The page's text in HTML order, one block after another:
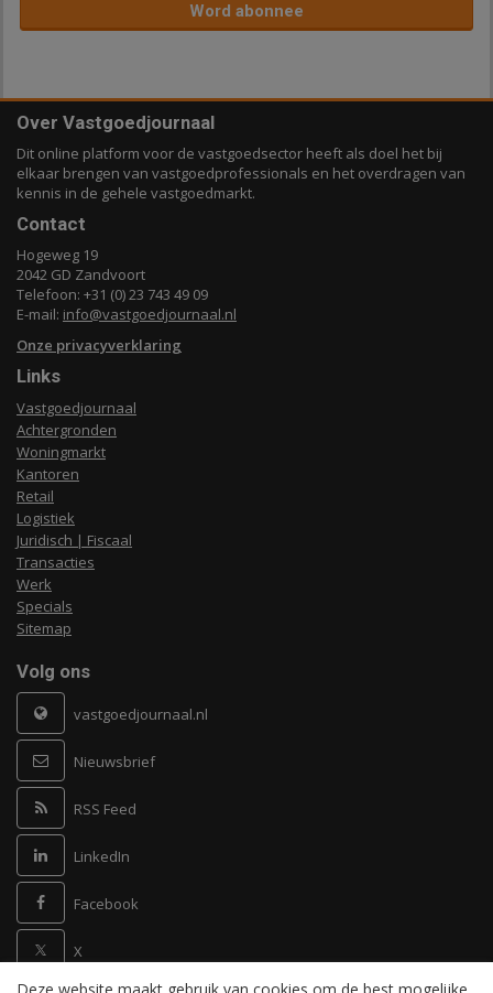
Word abonnee
Over Vastgoedjournaal
Dit online platform voor de vastgoedsector heeft als doel het bij
elkaar brengen van vastgoedprofessionals en het overdragen van
kennis in de gehele vastgoedmarkt.
Contact
Hogeweg 19
2042 GD Zandvoort
Telefoon: +31 (0) 23 743 49 09
E-mail: info@vastgoedjournaal.nl
Onze privacyverklaring
Links
Vastgoedjournaal
Achtergronden
Woningmarkt
Kantoren
Retail
Logistiek
Juridisch | Fiscaal
Transacties
Werk
Specials
Sitemap
Volg ons
vastgoedjournaal.nl
Nieuwsbrief
RSS Feed
LinkedIn
Facebook
X